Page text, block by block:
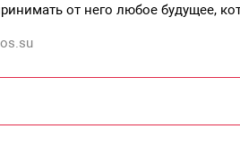
от него любое будущее,